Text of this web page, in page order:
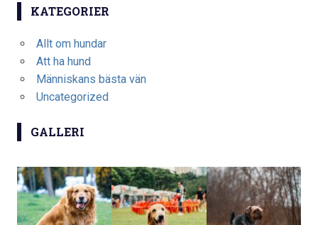
KATEGORIER
Allt om hundar
Att ha hund
Människans bästa vän
Uncategorized
GALLERI